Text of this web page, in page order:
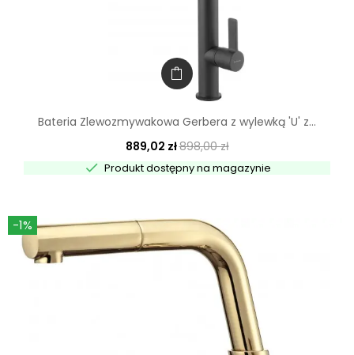
Bateria Zlewozmywakowa Gerbera z wylewką 'U' z...
889,02 zł898,00 zł
 Produkt dostępny na magazynie
-1%